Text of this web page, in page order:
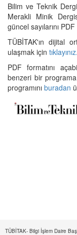
Bilim ve Teknik
Merakli Minik
güncel sayılarını
TÜBİTAK'ın dijital
ulaşmak için tıklayınız.
PDF formatını
benzeri bir programa
programını buradan
TÜBİTAK- Bilgi İşlem Daire